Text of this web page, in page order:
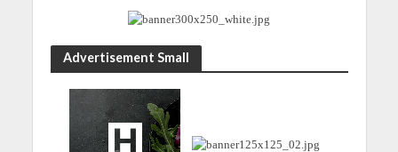
Advertisement Small